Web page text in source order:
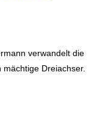
verwandelt die
Dreiachser.